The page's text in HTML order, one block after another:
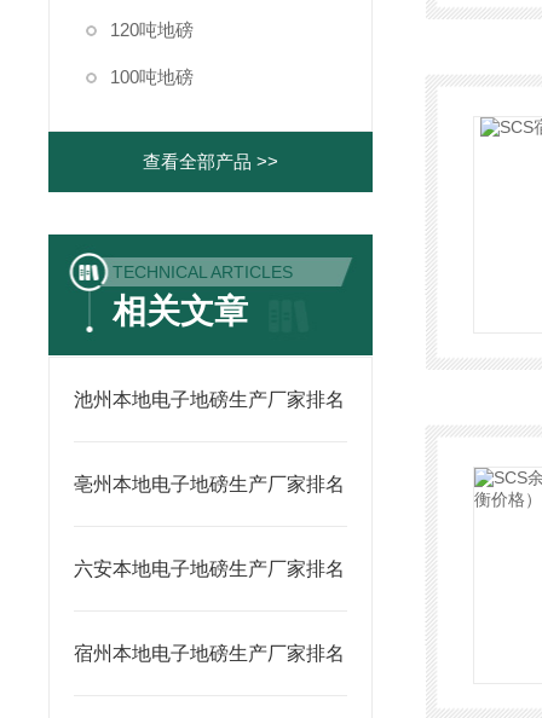
120吨地磅
100吨地磅
查看全部产品 >>
TECHNICAL ARTICLES
相关文章
池州本地电子地磅生产厂家排名
亳州本地电子地磅生产厂家排名
六安本地电子地磅生产厂家排名
宿州本地电子地磅生产厂家排名